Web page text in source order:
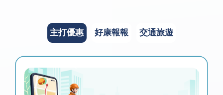
主打優惠 好康報報 交通旅遊